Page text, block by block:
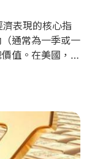
表現的核心指
通常為一季或一
值。在美國，
強勁如果增長率
能面臨的風險。